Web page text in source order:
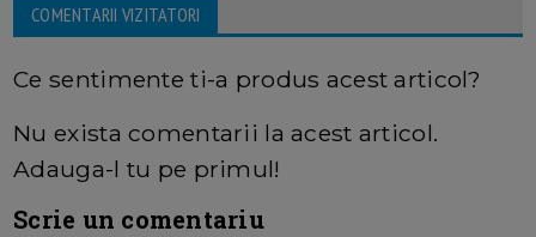
COMENTARII VIZITATORI
Ce sentimente ti-a produs acest articol?
Nu exista comentarii la acest articol.
Adauga-l tu pe primul!
Scrie un comentariu